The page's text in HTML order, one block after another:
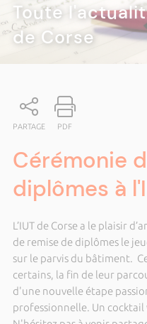
Toute
de Corse
PARTAGE PDF
Cérémonie
diplômes à
L’IUT de Corse a le plaisir
de remise de diplômes le
sur le parvis du bâtiment.
certains, la fin de leur
d'une nouvelle étape
professionnelle. Un